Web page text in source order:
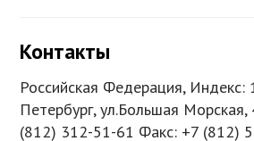
Контакты
Российская Федерация, Индекс:
Петербург, ул.Большая
(812) 312-51-61 Факс: +7 (812)